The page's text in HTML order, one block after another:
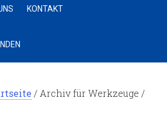
KONTAKT
/ Archiv für Werkzeuge /